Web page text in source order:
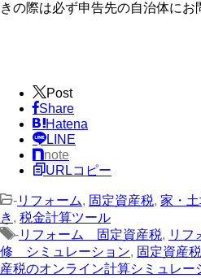
きの際は必ず申告先の自治体にお
Post
Share
Hatena
LINE
note
URLコピー
-リフォーム, 固定資産税, 家・
き , 税金計算ツール
-リフォーム 固定資産税, リ
修 シミュレーション, 固定資産
産税のオンライン計算シミュレー